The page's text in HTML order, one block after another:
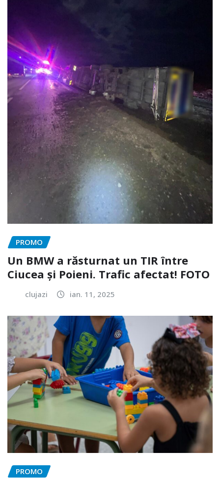
PROMO
Un BMW a răsturnat un TIR între
Ciucea și Poieni. Trafic afectat! FOTO
clujazi ian. 11, 2025
PROMO